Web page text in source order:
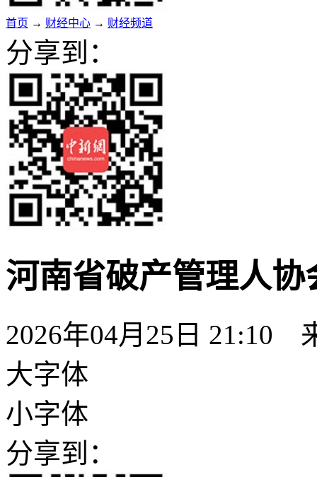
首页 → 财经中心 → 财经频道
分享到：
河南省破产管理人协
2026年04月25日 21:10
大字体
小字体
分享到：